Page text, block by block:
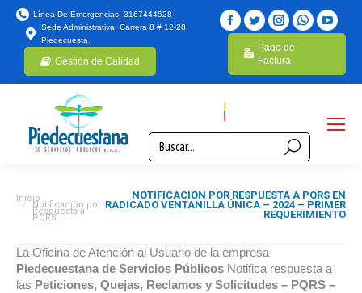
Línea De Emergencias: 3167444528
Sede Administrativa: Carrera 8 # 12-28,
Piedecuesta.
Gestión de Calidad
Pago de
Factura
Estás aquí:
Inicio
Notificación por
Respuesta a
PQRS…
NOTIFICACIÓN POR RESPUESTA A PQRS EN
RADICADO VENTANILLA ÚNICA – 2024 – PRIMER
REQUERIMIENTO
La Oficina de Atención al Usuario de la empresa
Piedecuestana de Servicios Públicos Notifica respuesta a
las Peticiones, Quejas, Reclamos y Solicitudes – PQRS –